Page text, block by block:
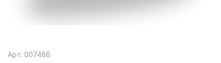
Арт. 007486